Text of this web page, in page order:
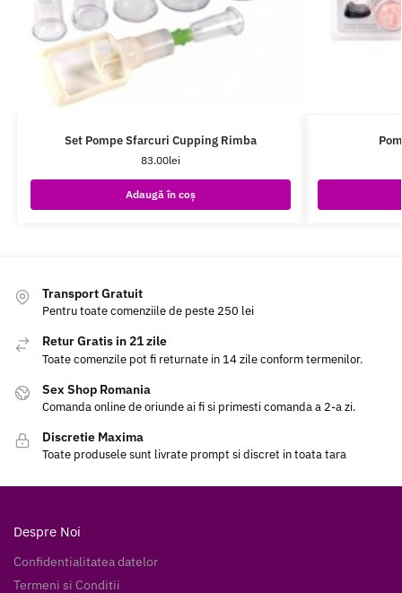
Set Pompe Sfarcuri Cupping Rimba
83.00lei
Adaugă în coș
Transport Gratuit
Pentru toate comenziile de peste 250 lei
Retur Gratis in 21 zile
Toate comenzile pot fi returnate in 14 zile conform termenilor.
Sex Shop Romania
Comanda online de oriunde ai fi si primesti comanda a 2-a zi.
Discretie Maxima
Toate produsele sunt livrate prompt si discret in toata tara
Despre Noi
Confidentialitatea datelor
Termeni si Conditii